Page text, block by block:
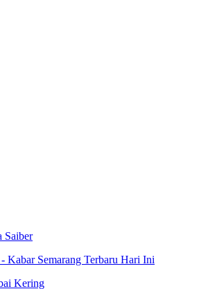
Saiber
Kabar Semarang Terbaru Hari Ini